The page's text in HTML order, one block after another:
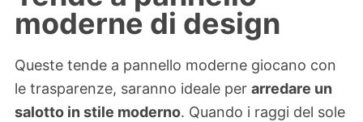
moderne di design
Queste tende a pannello moderne giocano con
le trasparenze, saranno ideale per arredare un
salotto in stile moderno. Quando i raggi del sole